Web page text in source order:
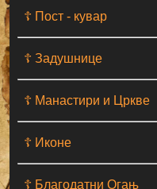
☦ Пост - кувар
☦ Задушнице
☦ Манастири и Цркве
☦ Иконе
☦ Благодатни Огањ